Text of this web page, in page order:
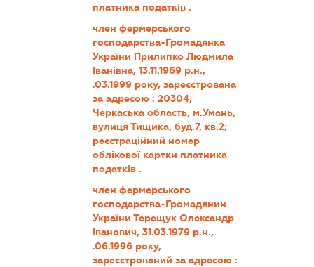
платника податків .
член фермерського
господарства-Громадянка
України Прилипко Людмила
Іванівна, 13.11.1969 р.н.,
.03.1999 року, зареєстрована
за адресою : 20304,
Черкаська область, м.Умань,
вулиця Тищика, буд.7, кв.2;
реєстраційний номер
облікової картки платника
податків .
член фермерського
господарства-Громадянин
України Терещук Олександр
Іванович, 31.03.1979 р.н.,
.06.1996 року,
зареєстрований за адресою :